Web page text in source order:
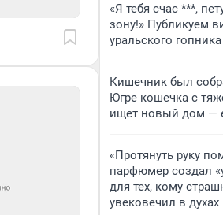
«Я тебя счас ***,
зону!» Публикуем
уральского
Кишечник был
Югре кошечка с
ищет новый дом —
«Протянуть руку
парфюмер создал
для тех, кому
увековечил в